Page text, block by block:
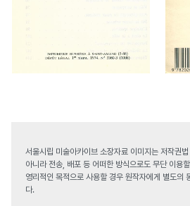
서울시립 미술아카이브 소장자료 이미지는 저작권
아니라 전송, 배포 등 어떠한 방식으로도 무단 이용
영리적인 목적으로 사용할 경우 원작자에게 별도의
다.